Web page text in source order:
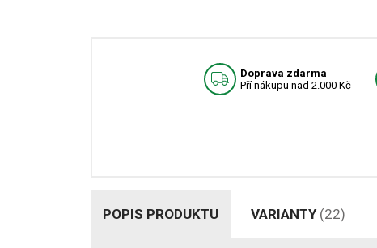
Doprava zdarma
Pří nákupu nad 2.000 Kč
POPIS PRODUKTU VARIANTY (22)